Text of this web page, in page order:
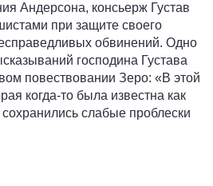
Андерсона, консьерж Густав
при защите своего
обвинений. Одно
господина Густава
повествовании Зеро: «В этой
когда-то была известна как
слабые проблески